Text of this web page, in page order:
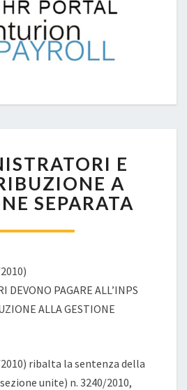
E
CONTRIBUZIONE
A
GESTIONE
E
A
SEPARATA
DEVONO PAGARE ALL’INPS
ALLA GESTIONE
ribalta la sentenza della
unite) n. 3240/2010,